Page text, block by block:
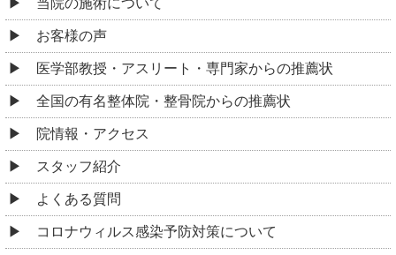
お悩み別コース紹介
腰痛
肩こり
頭痛
めまい
耳鳴り
自律神経失調症